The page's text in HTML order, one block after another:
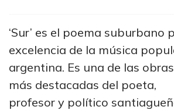
‘Sur’ es el poema suburbano
excelencia de la música
argentina. Es una de las obras
más destacadas del poeta,
profesor y político